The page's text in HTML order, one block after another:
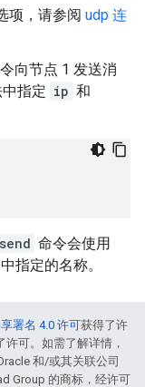
项，请参阅 udp 连
向节点 1 发送消
指定 ip 和
命令会使用
指定的名称。
署名 4.0 许可获得了许
许可。如需了解详情，
和/或其关联公司
Group 的商标，经许可